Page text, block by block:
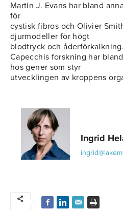
Martin J. Evans har bland
för
cystisk fibros och Olivier
djurmodeller för högt
blodtryck och åderförkalkning.
Capecchis forskning har
hos gener som styr
utvecklingen av kroppens
Ingrid